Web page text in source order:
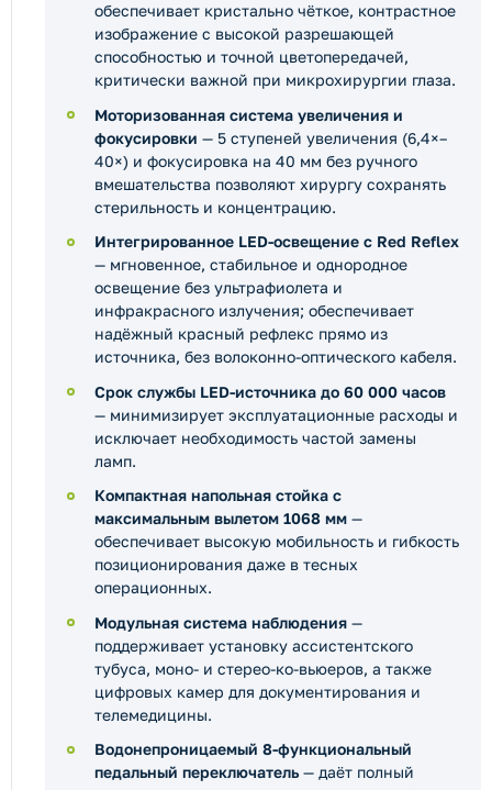
обеспечивает кристально чёткое, контрастное
изображение с высокой разрешающей
способностью и точной цветопередачей,
критически важной при микрохирургии глаза.
Моторизованная система увеличения и
фокусировки — 5 ступеней увеличения (6,4×–
40×) и фокусировка на 40 мм без ручного
вмешательства позволяют хирургу сохранять
стерильность и концентрацию.
Интегрированное LED-освещение с Red Reflex
— мгновенное, стабильное и однородное
освещение без ультрафиолета и
инфракрасного излучения; обеспечивает
надёжный красный рефлекс прямо из
источника, без волоконно-оптического кабеля.
Срок службы LED-источника до 60 000 часов
— минимизирует эксплуатационные расходы и
исключает необходимость частой замены
ламп.
Компактная напольная стойка с
максимальным вылетом 1068 мм —
обеспечивает высокую мобильность и гибкость
позиционирования даже в тесных
операционных.
Модульная система наблюдения —
поддерживает установку ассистентского
тубуса, моно- и стерео-ко-вьюеров, а также
цифровых камер для документирования и
телемедицины.
Водонепроницаемый 8-функциональный
педальный переключатель— даёт полный